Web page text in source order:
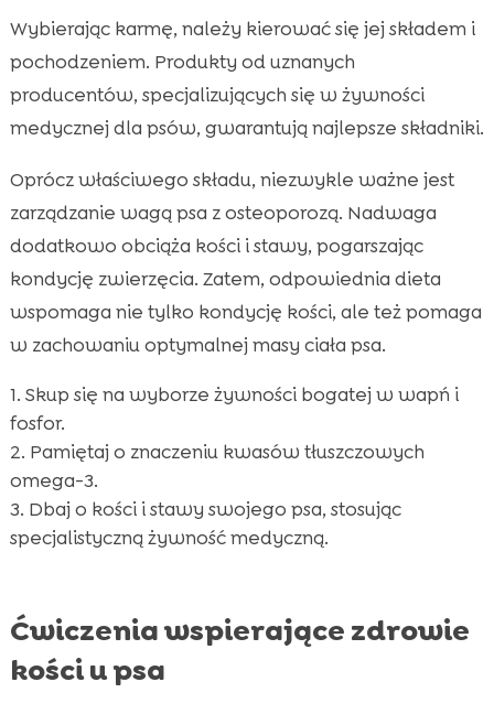
Wybierając karmę, należy kierować się jej składem i
pochodzeniem. Produkty od uznanych
producentów, specjalizujących się w żywności
medycznej dla psów, gwarantują najlepsze składniki.
Oprócz właściwego składu, niezwykle ważne jest
zarządzanie wagą psa z osteoporozą. Nadwaga
dodatkowo obciąża kości i stawy, pogarszając
kondycję zwierzęcia. Zatem, odpowiednia dieta
wspomaga nie tylko kondycję kości, ale też pomaga
w zachowaniu optymalnej masy ciała psa.
Skup się na wyborze żywności bogatej w wapń i
fosfor.
Pamiętaj o znaczeniu kwasów tłuszczowych
omega-3.
Dbaj o kości i stawy swojego psa, stosując
specjalistyczną żywność medyczną.
Ćwiczenia wspierające zdrowie
kości u psa